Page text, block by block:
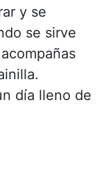
y se
se sirve
día lleno de